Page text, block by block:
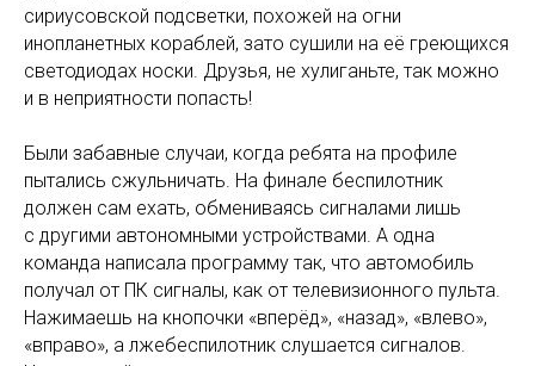
сириусовской подсветки, похожей на огни
инопланетных кораблей, зато сушили на её греющихся
светодиодах носки. Друзья, не хулиганьте, так можно
и в неприятности попасть!
Были забавные случаи, когда ребята на профиле
пытались сжульничать. На финале беспилотник
должен сам ехать, обмениваясь сигналами лишь
с другими автономными устройствами. А одна
команда написала программу так, что автомобиль
получал от ПК сигналы, как от телевизионного пульта.
Нажимаешь на кнопочки «вперёд», «назад», «влево»,
«вправо», а лжебеспилотник слушается сигналов.